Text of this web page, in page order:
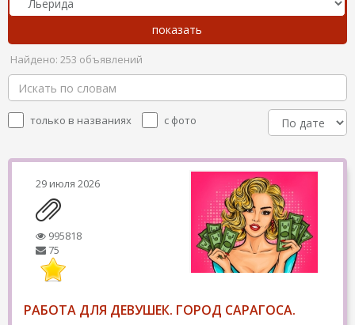
Найдено: 253 объявлений
только в названиях с фото
29 июля 2026
995818
75
РАБОТА ДЛЯ ДЕВУШЕК. ГОРОД САРАГОСА.